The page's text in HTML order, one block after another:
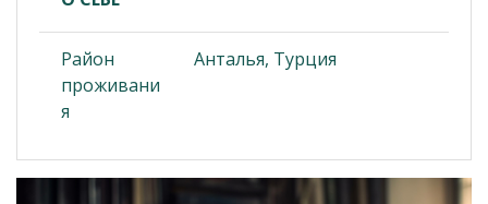
Район
проживани
я
Анталья, Турция